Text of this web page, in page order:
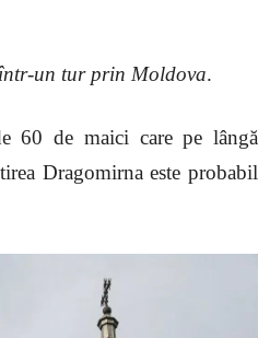
un tur prin Moldova.
60 de maici care pe lângă
Dragomirna este probabil